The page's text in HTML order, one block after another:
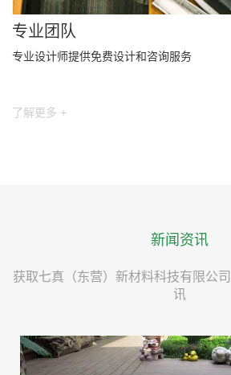
专业团队
专业设计师提供免费设计和咨询服务
了解更多 +
新闻资讯
获取七真（东营）新材料科技有限公
讯